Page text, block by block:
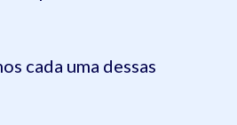
cada uma dessas